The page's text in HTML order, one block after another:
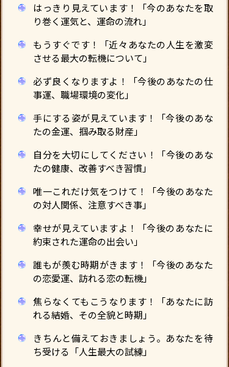
はっきり見えています！「今のあなたを取
り巻く運気と、運命の流れ」
もうすぐです！「近々あなたの人生を激変
させる最大の転機について」
必ず良くなりますよ！「今後のあなたの仕
事運、職場環境の変化」
手にする姿が見えています！「今後のあな
たの金運、掴み取る財産」
自分を大切にしてください！「今後のあな
たの健康、改善すべき習慣」
唯一これだけ気をつけて！「今後のあなた
の対人関係、注意すべき事」
幸せが見えていますよ！「今後のあなたに
約束された運命の出会い」
誰もが羨む時期がきます！「今後のあなた
の恋愛運、訪れる恋の転機」
焦らなくてもこうなります！「あなたに訪
れる結婚、その全貌と時期」
きちんと備えておきましょう。あなたを待
ち受ける「人生最大の試練」